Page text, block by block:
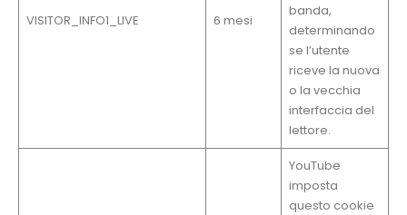
VISITOR_INFO1_LIVE 6 mesi
banda,
determinando
se l’utente
riceve la nuova
o la vecchia
interfaccia del
lettore.
YouTube
imposta
questo cookie